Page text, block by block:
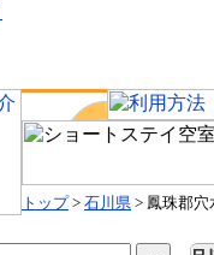
トップ> 石川県 > 鳳珠郡穴